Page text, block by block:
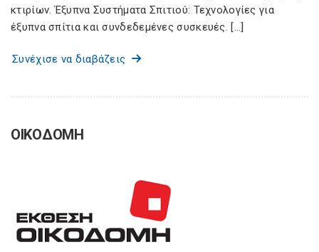
κτιρίων. Έξυπνα Συστήματα Σπιτιού: Τεχνολογίες για
έξυπνα σπίτια και συνδεδεμένες συσκευές. […]
Συνέχισε να διαβάζεις
ΟΙΚΟΔΟΜΗ